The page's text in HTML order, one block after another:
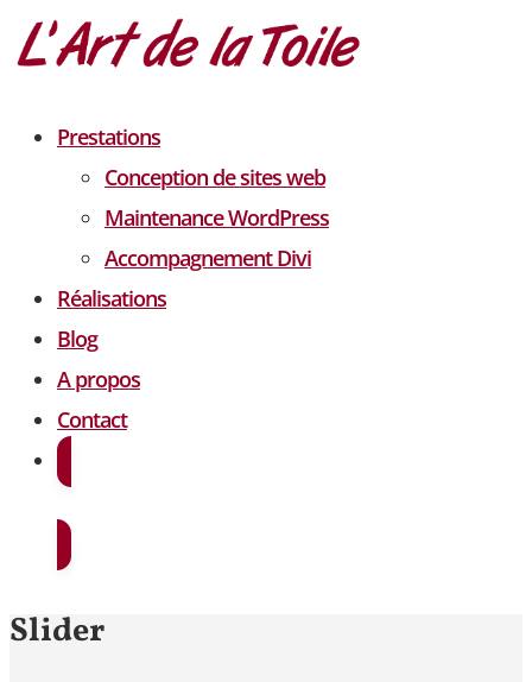
Prestations
Conception de sites web
Maintenance WordPress
Accompagnement Divi
Réalisations
Blog
A propos
Contact
Slider